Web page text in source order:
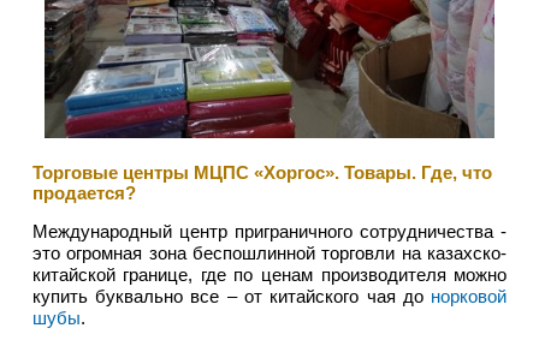
Торговые центры МЦПС «Хоргос». Товары. Где, что
продается?
Международный центр приграничного сотрудничества -
это огромная зона беспошлинной торговли на казахско-
китайской границе, где по ценам производителя можно
купить буквально все – от китайского чая до норковой
шубы.